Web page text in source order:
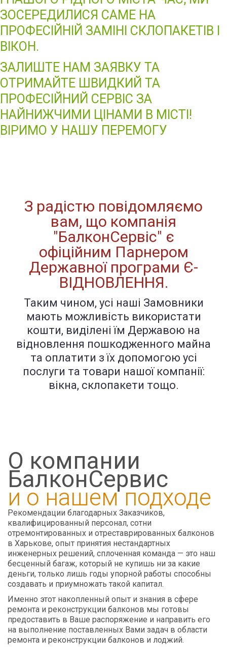
ЗОСЕРЕДИЛИСЯ САМЕ НА
ПРОФЕСІЙНІЙ ЗАМІНІ СКЛОПАКЕТІВ І
ВІКОН.
ЗАЛИШТЕ НАМ ЗАЯВКУ ТА
ОТРИМАЙТЕ ШВИДКИЙ ТА
ПРОФЕСІЙНИЙ СЕРВІС ЗА
НАЙНИЖЧИМИ ЦІНАМИ В МІСТІ!
ВІРИМО У НАШУ ПЕРЕМОГУ
З радістю повідомляємо
вам, що компанія
"БалконСервіс" є
офіційним Парнером
Державної програми Є-
ВІДНОВЛЕННЯ.
Таким чином, усі наші Замовники
мають можливість використати
кошти, виділені їм Державою на
відновлення пошкодженного майна
та оплатити з їх допомогою усі
послуги та товари нашої компанії:
вікна, склопакети тощо.
О компании
БалконСервис
и о нашем подходе
Рекомендации благодарных Заказчиков,
квалифицированный персонал, сотни
отремонтированных и отреставрированных балконов
в Харькове, опыт принятия нестандартных
инженерных решений, сплоченная команда — это наш
бесценный багаж, который не купишь ни за какие
деньги, только лишь годы упорной работы способны
создавать и приумножать такой капитал.
Именно этот накопленный опыт и знания в сфере
ремонта и реконструкции балконов мы готовы
предоставить в Ваше распоряжение и направить его
на выполнение поставленных Вами задач в области
ремонта и реконструкции балконов и лоджий.